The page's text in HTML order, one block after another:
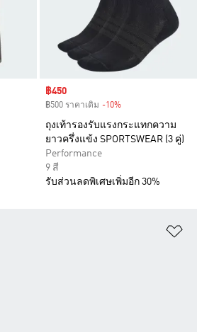
Sale price
฿450
฿500 ราคาเดิม -10%
ถุงเท้ารองรับแรงกระแทกความ
ยาวครึ่งแข้ง SPORTSWEAR (3 คู่)
Performance
9 สี
รับส่วนลดพิเศษเพิ่มอีก 30%